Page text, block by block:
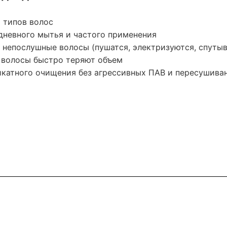
типов волос
мытья и частого применения
непослушные волосы (пушатся, электризуются,
быстро теряют объем
очищения без агрессивных ПАВ и